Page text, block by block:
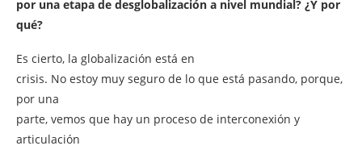
por una etapa de desglobalización a nivel mundial? ¿Y por
qué?
Es cierto, la globalización está en
crisis. No estoy muy seguro de lo que está pasando, porque,
por una
parte, vemos que hay un proceso de interconexión y
articulación